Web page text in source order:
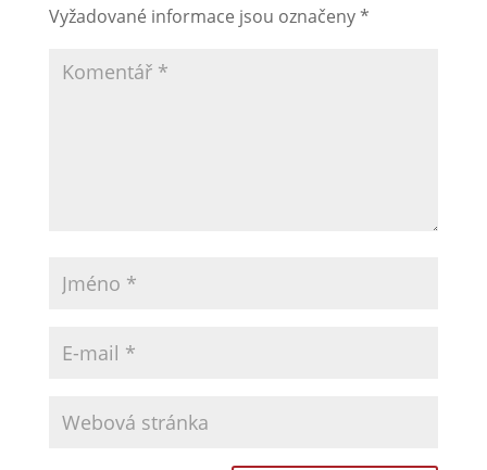
Vyžadované informace jsou označeny*